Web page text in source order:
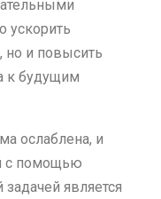
ускорить
но и повысить
к будущим
ослаблена, и
с помощью
является